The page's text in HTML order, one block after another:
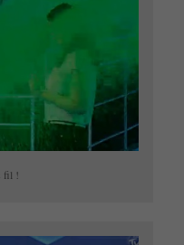
fil !